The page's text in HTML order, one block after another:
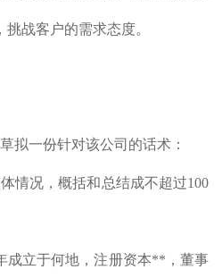
战客户的需求态度。
拟一份针对该公司的话术：
情况，概括和总结成不超过100
立于何地，注册资本**，董事